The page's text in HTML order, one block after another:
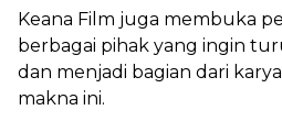
Keana Film juga membuka
berbagai pihak yang ingin
dan menjadi bagian dari
makna ini.